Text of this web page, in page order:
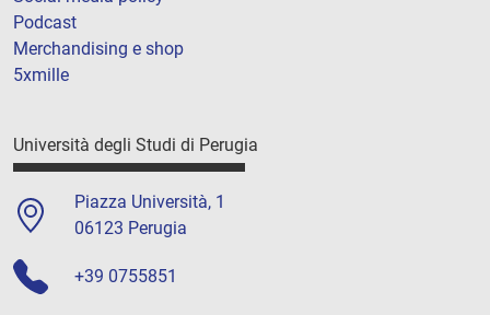
Podcast
Merchandising e shop
5xmille
Università degli Studi di Perugia
Piazza Università, 1
06123 Perugia
+39 0755851